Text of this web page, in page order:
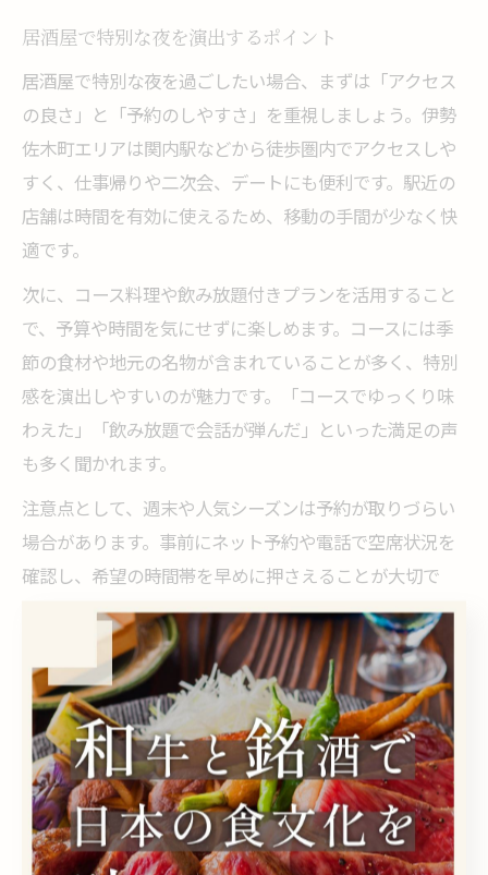
居酒屋で特別な夜を演出するポイント
居酒屋で特別な夜を過ごしたい場合、まずは「アクセス
の良さ」と「予約のしやすさ」を重視しましょう。伊勢
佐木町エリアは関内駅などから徒歩圏内でアクセスしや
すく、仕事帰りや二次会、デートにも便利です。駅近の
店舗は時間を有効に使えるため、移動の手間が少なく快
適です。
次に、コース料理や飲み放題付きプランを活用すること
で、予算や時間を気にせずに楽しめます。コースには季
節の食材や地元の名物が含まれていることが多く、特別
感を演出しやすいのが魅力です。「コースでゆっくり味
わえた」「飲み放題で会話が弾んだ」といった満足の声
も多く聞かれます。
注意点として、週末や人気シーズンは予約が取りづらい
場合があります。事前にネット予約や電話で空席状況を
確認し、希望の時間帯を早めに押さえることが大切で
す。特別な夜を確実に楽しむためにも、計画的な準備が
成功の鍵となります。
カップルに人気の居酒屋空間を解説
カップルに人気の居酒屋空間は、やはり「個室」や「半
個室」、「カウンター席」などプライベート感を重視し
た作りがポイントです。伊勢佐木町の居酒屋では、二人
の距離が自然と縮まる落ち着いた空間が多く、記念日や